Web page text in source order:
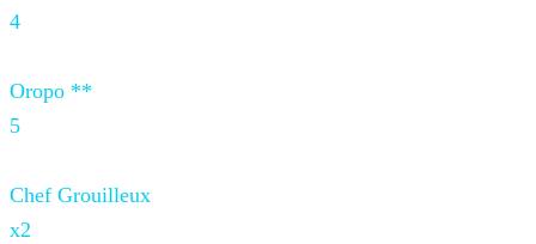
4
Oropo **
5
Chef Grouilleux
x2